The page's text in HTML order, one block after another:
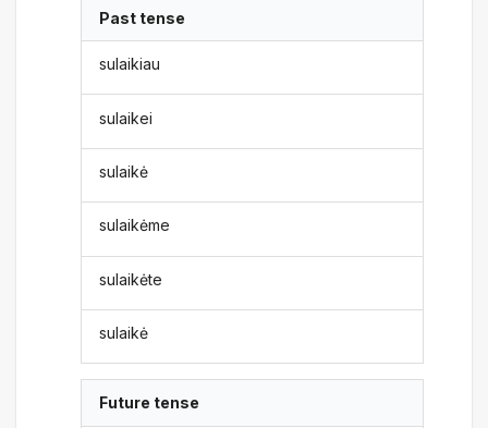
Past tense
sulaikiau
sulaikei
sulaikė
sulaikėme
sulaikėte
sulaikė
Future tense